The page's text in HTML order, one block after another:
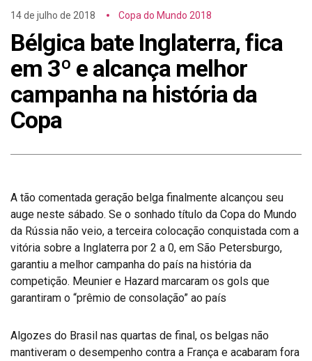
14 de julho de 2018 Copa do Mundo 2018
Bélgica bate Inglaterra, fica
em 3º e alcança melhor
campanha na história da
Copa
A tão comentada geração belga finalmente alcançou seu
auge neste sábado. Se o sonhado título da Copa do Mundo
da Rússia não veio, a terceira colocação conquistada com a
vitória sobre a Inglaterra por 2 a 0, em São Petersburgo,
garantiu a melhor campanha do país na história da
competição. Meunier e Hazard marcaram os gols que
garantiram o “prêmio de consolação” ao país
Algozes do Brasil nas quartas de final, os belgas não
mantiveram o desempenho contra a França e acabaram fora